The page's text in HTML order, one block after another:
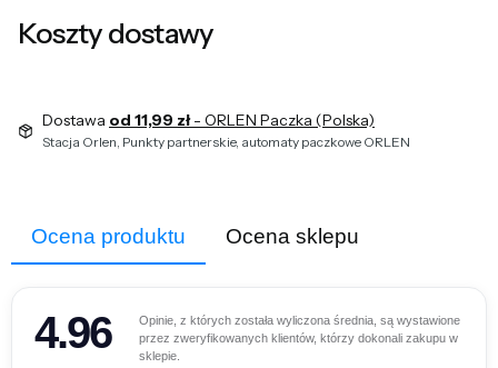
Koszty dostawy
Dostawa od 11,99 zł- ORLEN Paczka (Polska)
Stacja Orlen, Punkty partnerskie, automaty paczkowe ORLEN
Ocena produktu Ocena sklepu
4.96
Opinie, z których została wyliczona średnia, są wystawione
przez zweryfikowanych klientów, którzy dokonali zakupu w
sklepie.